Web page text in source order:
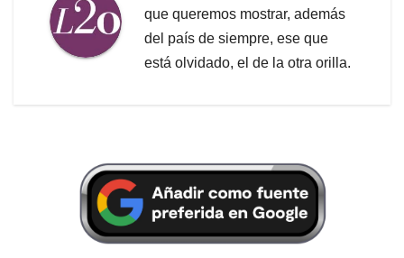
que queremos mostrar, además
del país de siempre, ese que
está olvidado, el de la otra orilla.